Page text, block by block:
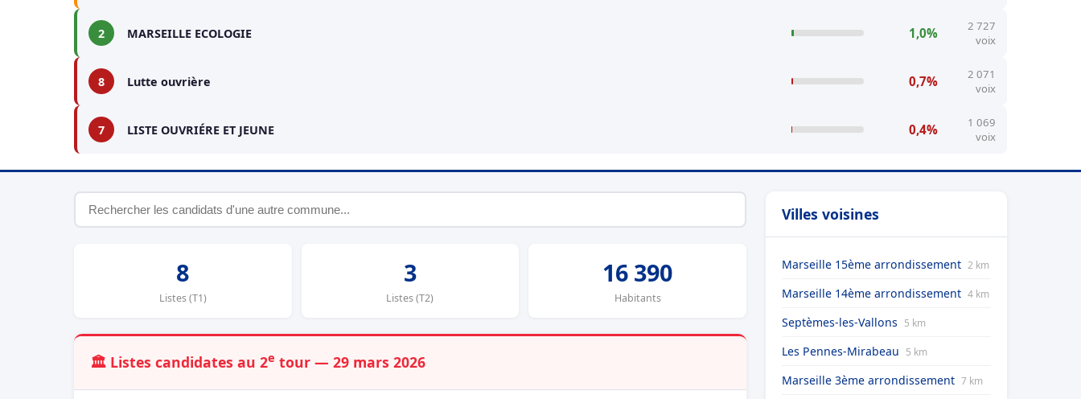
2 MARSEILLE ECOLOGIE 1,0%
2 727
voix
8 Lutte ouvrière 0,7%
2 071
voix
7 LISTE OUVRIÉRE ET JEUNE 0,4%
1 069
voix
8
Listes (T1)
3
Listes (T2)
16 390
Habitants
🏛️ Listes candidates au 2e tour — 29 mars 2026
Villes voisines
Marseille 15ème arrondissement 2 km
Marseille 14ème arrondissement 4 km
Septèmes-les-Vallons 5 km
Les Pennes-Mirabeau 5 km
Marseille 3ème arrondissement 7 km